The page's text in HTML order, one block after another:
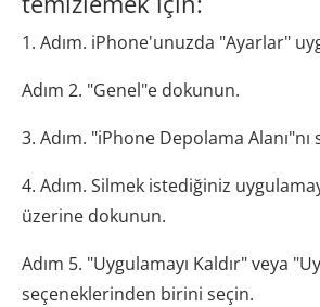
1. Adım. iPhone'unuzda "Ayarlar"
Adım 2. "Genel"e dokunun.
3. Adım. "iPhone Depolama Alanı"nı
4. Adım. Silmek istediğiniz
üzerine dokunun.
Adım 5. "Uygulamayı Kaldır" veya
seçeneklerinden birini seçin.